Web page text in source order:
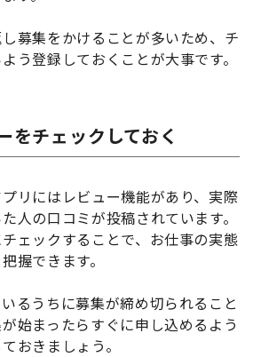
募集をかけることが多いため、チ
う登録しておくことが大事です。
をチェックしておく
プリにはレビュー機能があり、実際
人の口コミが投稿されています。
ェックすることで、お仕事の実態
握できます。
るうちに募集が締め切られること
始まったらすぐに申し込めるよう
おきましょう。